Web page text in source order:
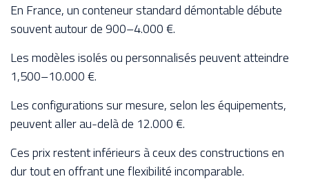
En France, un conteneur standard démontable débute
souvent autour de 900–4.000 €.
Les modèles isolés ou personnalisés peuvent atteindre
1,500–10.000 €.
Les configurations sur mesure, selon les équipements,
peuvent aller au-delà de 12.000 €.
Ces prix restent inférieurs à ceux des constructions en
dur tout en offrant une flexibilité incomparable.